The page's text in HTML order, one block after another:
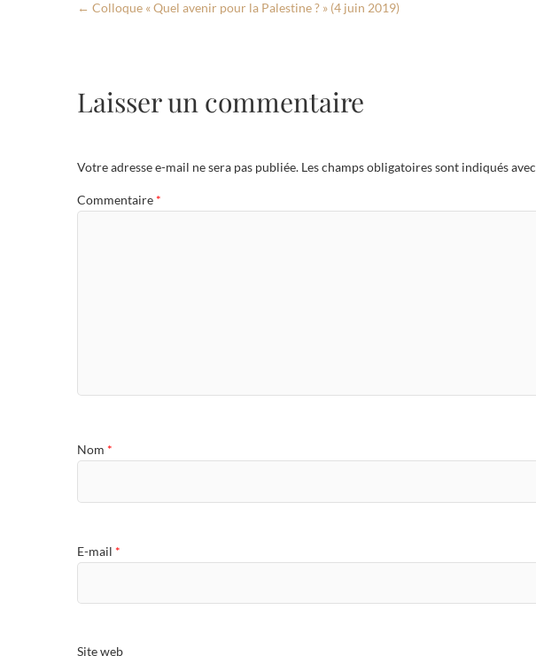
← Colloque « Quel avenir pour la Palestine ? » (4 juin 2019)
Laisser un commentaire
Votre adresse e-mail ne sera pas publiée. Les champs obligatoires sont indiqués avec
Commentaire *
Nom *
E-mail *
Site web